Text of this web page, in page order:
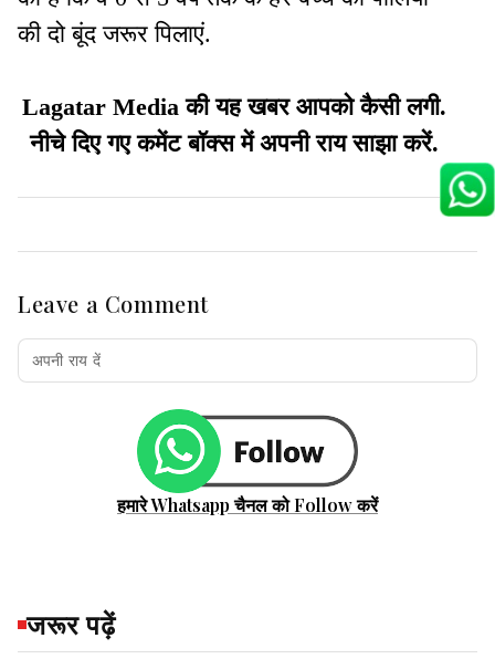
की दो बूंद जरूर पिलाएं.
Lagatar Media की यह खबर आपको कैसी लगी.
नीचे दिए गए कमेंट बॉक्स में अपनी राय साझा करें.
Leave a Comment
हमारे Whatsapp चैनल को Follow करें
जरूर पढ़ें